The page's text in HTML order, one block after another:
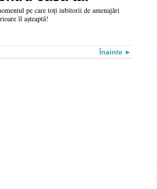
pe care toți iubitorii de amenajări
îl așteaptă!
Înainte